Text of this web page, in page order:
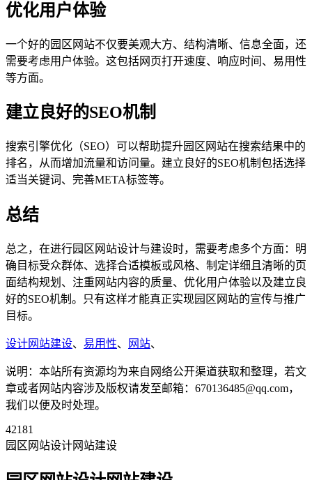
优化用户体验
一个好的园区网站不仅要美观大方、结构清晰、信息全面，还
需要考虑用户体验。这包括网页打开速度、响应时间、易用性
等方面。
建立良好的SEO机制
搜索引擎优化（SEO）可以帮助提升园区网站在搜索结果中的
排名，从而增加流量和访问量。建立良好的SEO机制包括选择
适当关键词、完善META标签等。
总结
总之，在进行园区网站设计与建设时，需要考虑多个方面：明
确目标受众群体、选择合适模板或风格、制定详细且清晰的页
面结构规划、注重网站内容的质量、优化用户体验以及建立良
好的SEO机制。只有这样才能真正实现园区网站的宣传与推广
目标。
设计网站建设、 易用性、 网站、
说明：本站所有资源均为来自网络公开渠道获取和整理，若文
章或者网站内容涉及版权请发至邮箱：670136485@qq.com，
我们以便及时处理。
42181
园区网站设计网站建设